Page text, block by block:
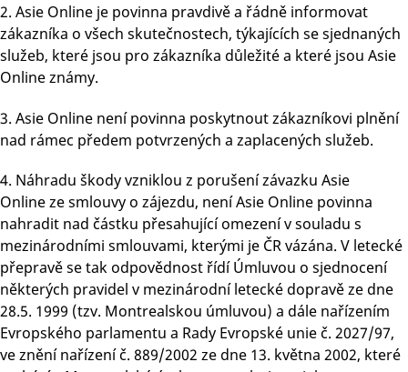
2. Asie Online je povinna pravdivě a řádně informovat
zákazníka o všech skutečnostech, týkajících se sjednaných
služeb, které jsou pro zákazníka důležité a které jsou Asie
Online známy.
3. Asie Online není povinna poskytnout zákazníkovi plnění
nad rámec předem potvrzených a zaplacených služeb.
4. Náhradu škody vzniklou z porušení závazku Asie
Online ze smlouvy o zájezdu, není Asie Online povinna
nahradit nad částku přesahující omezení v souladu s
mezinárodními smlouvami, kterými je ČR vázána. V letecké
přepravě se tak odpovědnost řídí Úmluvou o sjednocení
některých pravidel v mezinárodní letecké dopravě ze dne
28.5. 1999 (tzv. Montrealskou úmluvou) a dále nařízením
Evropského parlamentu a Rady Evropské unie č. 2027/97,
ve znění nařízení č. 889/2002 ze dne 13. května 2002, které